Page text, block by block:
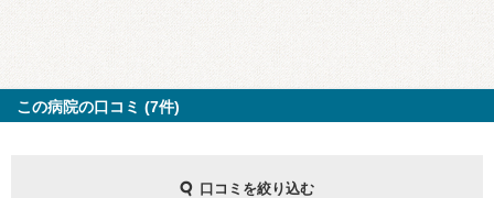
この病院の口コミ (7件)
口コミを絞り込む